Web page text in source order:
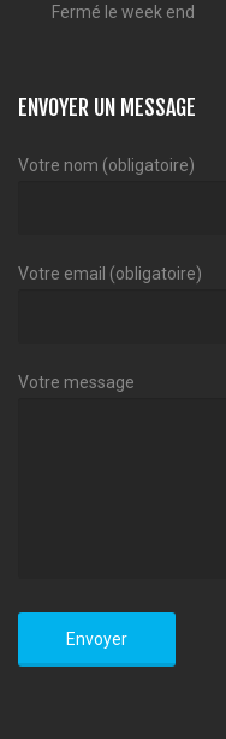
Fermé le week end
ENVOYER UN MESSAGE
Votre nom (obligatoire)
Votre email (obligatoire)
Votre message